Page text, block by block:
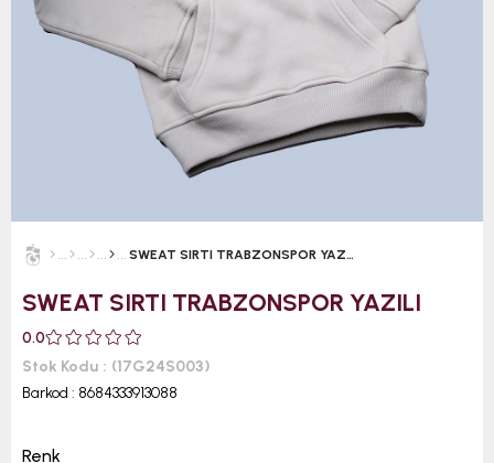
SWEAT SIRTI TRABZONSPOR YAZILI
SWEAT SIRTI TRABZONSPOR YAZILI
0.0
Stok Kodu
(17G24S003)
Barkod : 8684333913088
Renk